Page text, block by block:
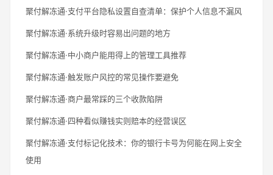
聚付解冻通·支付平台隐私设置自查清单：保护个人信息不漏风
聚付解冻通·系统升级时容易出问题的地方
聚付解冻通·中小商户能用得上的管理工具推荐
聚付解冻通·触发账户风控的常见操作要避免
聚付解冻通·商户最常踩的三个收款陷阱
聚付解冻通·四种看似赚钱实则赔本的经营误区
聚付解冻通·支付标记化技术：你的银行卡号为何能在网上安全
使用